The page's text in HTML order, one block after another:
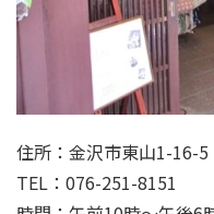
住所：金沢市東山1-16-5
TEL：076-251-8151